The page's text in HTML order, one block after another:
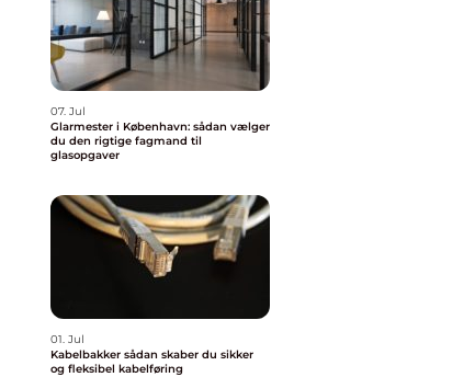
07. Jul
Glarmester i København: sådan vælger
du den rigtige fagmand til
glasopgaver
01. Jul
Kabelbakker sådan skaber du sikker
og fleksibel kabelføring